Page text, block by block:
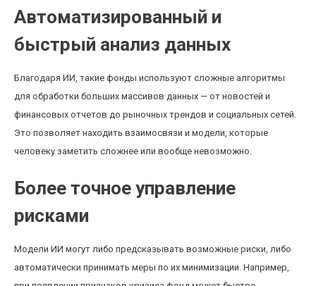
Автоматизированный и
быстрый анализ данных
Благодаря ИИ, такие фонды используют сложные алгоритмы
для обработки больших массивов данных — от новостей и
финансовых отчетов до рыночных трендов и социальных сетей.
Это позволяет находить взаимосвязи и модели, которые
человеку заметить сложнее или вообще невозможно.
Более точное управление
рисками
Модели ИИ могут либо предсказывать возможные риски, либо
автоматически принимать меры по их минимизации. Например,